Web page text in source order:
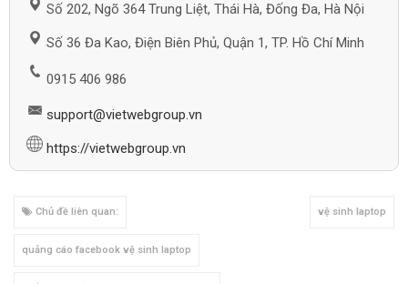
Số 202, Ngõ 364 Trung Liệt, Thái Hà, Đống Đa, Hà Nội
Số 36 Đa Kao, Điện Biên Phủ, Quận 1, TP. Hồ Chí Minh
0915 406 986
support@vietwebgroup.vn
https://vietwebgroup.vn
Chủ đề liên quan: vệ sinh laptop
quảng cáo facebook vệ sinh laptop